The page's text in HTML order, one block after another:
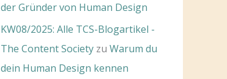
der Gründer von Human Design
KW08/2025: Alle TCS-Blogartikel -
The Content Society zu Warum du
dein Human Design kennen